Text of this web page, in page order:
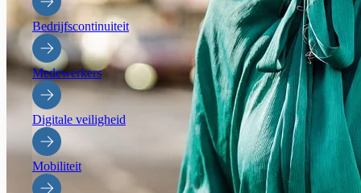
Bedrijfscontinuiteit
Medewerkers
Digitale veiligheid
Mobiliteit